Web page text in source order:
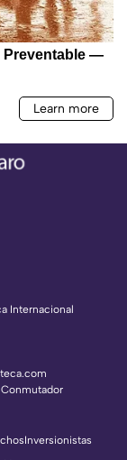
Internacional
Inversionistas